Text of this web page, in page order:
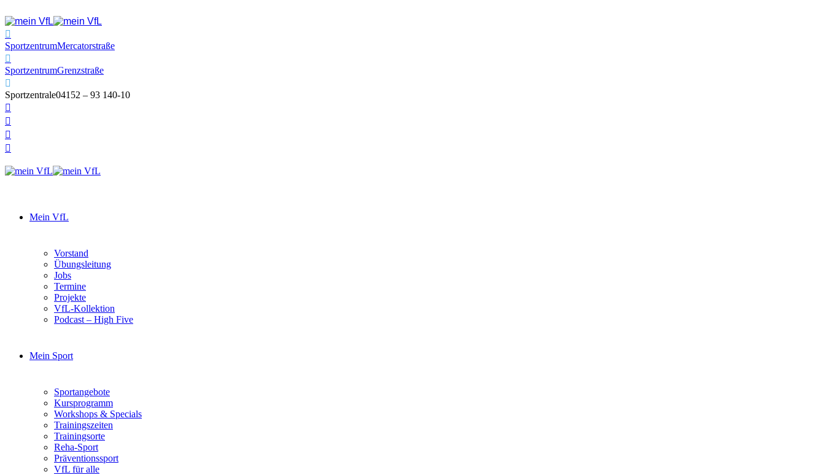
SportzentrumMercatorstraße
SportzentrumGrenzstraße
Sportzentrale04152 – 93 140-10
Mein VfL
Vorstand
Übungsleitung
Jobs
Termine
Projekte
VfL-Kollektion
Podcast – High Five
Mein Sport
Sportangebote
Kursprogramm
Workshops & Specials
Trainingszeiten
Trainingsorte
Reha-Sport
Präventionssport
VfL für alle